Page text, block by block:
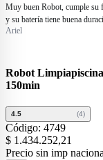
Muy buen Robot, cumple su
y su batería tiene buena
Ariel
Robot
150min
4.5 (4)
Código: 4749
Price:
$ 1.434.252,21
Precio sin imp